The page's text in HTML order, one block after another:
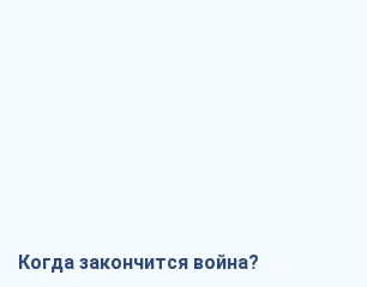
Когда закончится война?